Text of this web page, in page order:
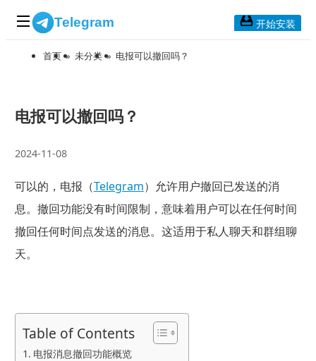
Telegram
Telegram Mac版
Telegram安卓版
开始安装
首页 » 未分类 » 电报可以撤回吗？
电报可以撤回吗？
2024-11-08
可以的，电报（Telegram）允许用户撤回已发送的消
息。撤回功能没有时间限制，意味着用户可以在任何时间
撤回任何时间点发送的消息。这适用于私人聊天和群组聊
天。
Table of Contents
电报消息撤回功能概览